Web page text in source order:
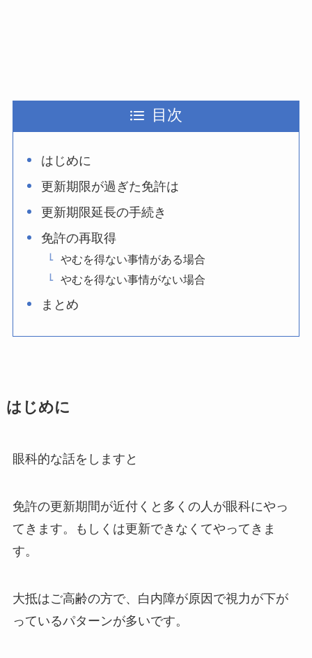
目次
はじめに
更新期限が過ぎた免許は
更新期限延長の手続き
免許の再取得
やむを得ない事情がある場合
やむを得ない事情がない場合
まとめ
はじめに
眼科的な話をしますと
免許の更新期間が近付くと多くの人が眼科にやっ
てきます。もしくは更新できなくてやってきま
す。
大抵はご高齢の方で、白内障が原因で視力が下が
っているパターンが多いです。